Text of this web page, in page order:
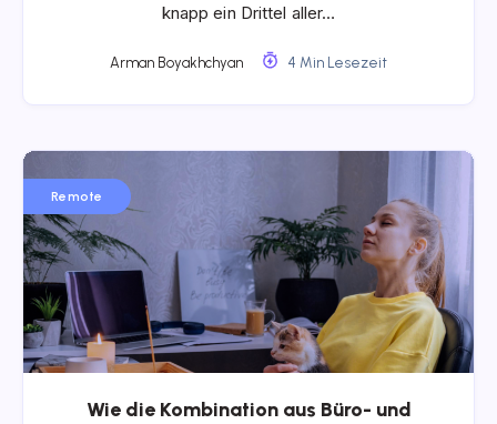
knapp ein Drittel aller…
Arman Boyakhchyan 4 Min Lesezeit
Remote
Wie die Kombination aus Büro- und